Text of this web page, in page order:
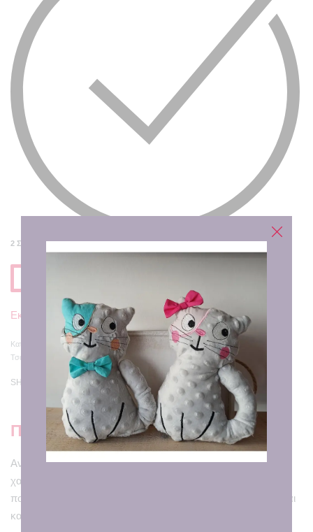
2 ΣΕ ΑΠΌΘΕΜΑ
Εκτιμώμενη Παράδοση σε 7 - 8 εργάσιμες ημέρες
Κατηγορίες: Uncategorized,Δώρα δασκάλων Νεσεσερ-Σακίδια,Σακίδια πλάτης
Τσάντες
SHARE
Περιγραφή
Ανανεώστε τις καθημερινές σας εμφανίσεις με αυτή τη
χαρούμενη χειροποίητη tote bag, διακοσμημένη με
πολύχρωμα φρουτένια μοτίβα που αποπνέουν φρεσκάδα και
καλοκαιρινή διάθεση!